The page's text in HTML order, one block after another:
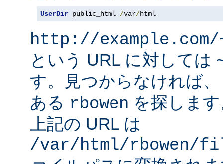
UserDir public_html /var/html
http://
という URL に対しては
す。見つからなければ
ある rbowen を探しま
上記の URL は
/var/html/rbowen/